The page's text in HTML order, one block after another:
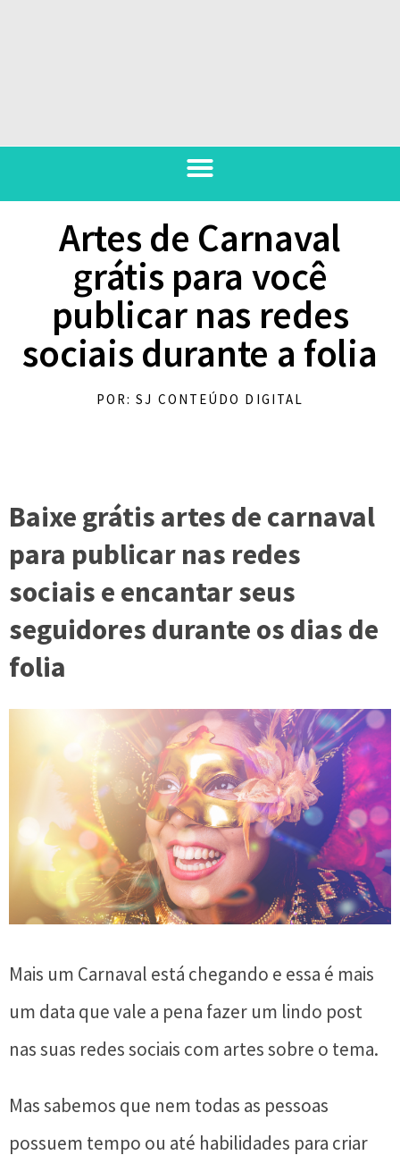
Artes de Carnaval
grátis para você
publicar nas redes
sociais durante a folia
POR: SJ CONTEÚDO DIGITAL
Baixe grátis artes de carnaval
para publicar nas redes
sociais e encantar seus
seguidores durante os dias de
folia
Mais um Carnaval está chegando e essa é mais
um data que vale a pena fazer um lindo post
nas suas redes sociais com artes sobre o tema.
Mas sabemos que nem todas as pessoas
possuem tempo ou até habilidades para criar